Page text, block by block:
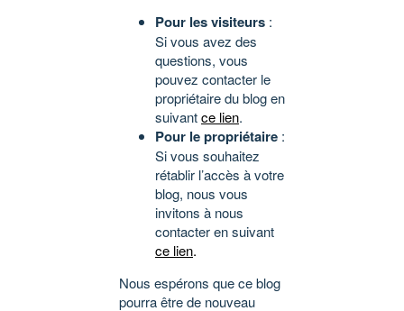
Pour les visiteurs :
Si vous avez des
questions, vous
pouvez contacter le
propriétaire du blog en
suivantce lien.
Pour le propriétaire :
Si vous souhaitez
rétablir l’accès à votre
blog, nous vous
invitons à nous
contacter en suivant
ce lien.
Nous espérons que ce blog
pourra être de nouveau